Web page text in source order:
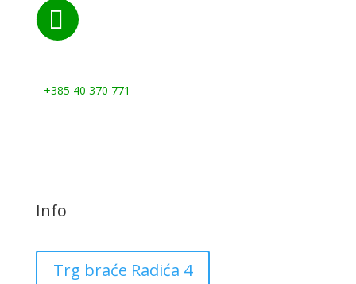

+385 40 370 771
Info
Trg braće Radića 4